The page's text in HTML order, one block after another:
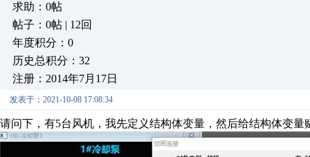
求助：0帖
帖子：0帖 | 12回
年度积分：0
历史总积分：32
注册：2014年7月17日
发表于：2021-10-08 17:08:34
请问下，有5台风机，我先定义结构体变量，然后给结构体变